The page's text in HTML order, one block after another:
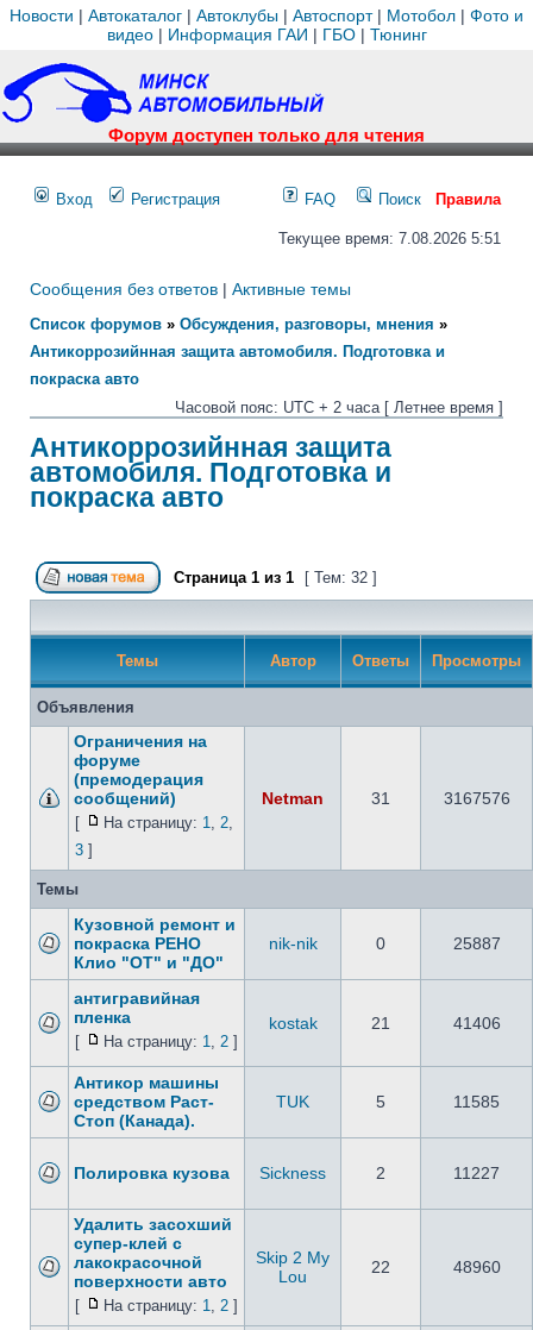
Новости | Автокаталог | Автоклубы | Автоспорт| Мотобол | Фото и
видео| Информация ГАИ | ГБО| Тюнинг
Форум доступен только для чтения
Вход Регистрация FAQ Поиск Правила
Текущее время: 7.08.2026 5:51
Сообщения без ответов | Активные темы
Список форумов » Обсуждения, разговоры, мнения »
Антикоррозийнная защита автомобиля. Подготовка и
покраска авто
Часовой пояс: UTC + 2 часа [ Летнее время ]
Антикоррозийнная защита
автомобиля. Подготовка и
покраска авто
Страница 1 из 1 [ Тем: 32 ]
Темы Автор Ответы Просмотры
Объявления
Ограничения на
форуме
(премодерация
сообщений)
[ На страницу: 1, 2,
3 ]
Netman 31 3167576
Темы
Кузовной ремонт и
покраска РЕНО
Клио "ОТ" и "ДО"
nik-nik 0 25887
антигравийная
пленка
[ На страницу: 1, 2 ]
kostak 21 41406
Антикор машины
средством Раст-
Стоп (Канада).
TUK 5 11585
Полировка кузова Sickness 2 11227
Удалить засохший
супер-клей с
лакокрасочной
поверхности авто
[ На страницу: 1, 2 ]
Skip 2 My
Lou
22 48960